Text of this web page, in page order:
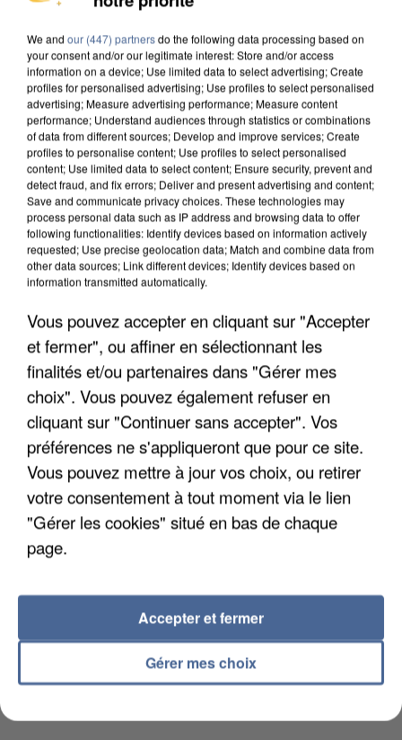
DE SOLIDARITÉ AVEC LES...
APRÈS TOUTES CES CANICULES, LES REFUGES
DE FAUNE SAUVAGE SONT...
L’UN DES FONDATEURS SUPPOSÉS DE LA DZ
We and our (447) partnersdo the following data processing based on
your consent and/or our legitimate interest: Store and/or access
information on a device; Use limited data to select advertising; Create
profiles for personalised advertising; Use profiles to select personalised
advertising; Measure advertising performance; Measure content
performance; Understand audiences through statistics or combinations
of data from different sources; Develop and improve services; Create
profiles to personalise content; Use profiles to select personalised
content; Use limited data to select content; Ensure security, prevent and
detect fraud, and fix errors; Deliver and present advertising and content;
Save and communicate privacy choices. These technologies may
process personal data such as IP address and browsing data to offer
following functionalities: Identify devices based on information actively
requested; Use precise geolocation data; Match and combine data from
other data sources; Link different devices; Identify devices based on
information transmitted automatically.
Vous pouvez accepter en cliquant sur "Accepter
et fermer", ou affiner en sélectionnant les
finalités et/ou partenaires dans "Gérer mes
choix". Vous pouvez également refuser en
cliquant sur "Continuer sans accepter". Vos
préférences ne s'appliqueront que pour ce site.
Vous pouvez mettre à jour vos choix, ou retirer
votre consentement à tout moment via le lien
"Gérer les cookies" situé en bas de chaque
page.
Gérer mes choix
Accepter et fermer